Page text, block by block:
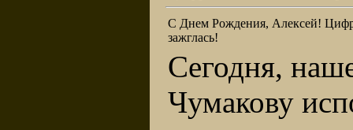
С Днем Рождения, Алексей!
зажглась!
Сегодня,
Чумакову